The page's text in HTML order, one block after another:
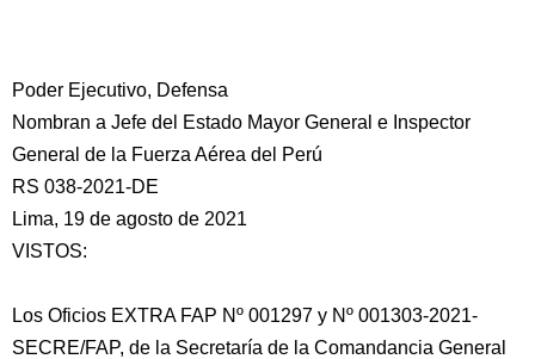
Poder Ejecutivo, Defensa
Nombran a Jefe del Estado Mayor General e Inspector
General de la Fuerza Aérea del Perú
RS 038-2021-DE
Lima, 19 de agosto de 2021
VISTOS:
Los Oficios EXTRA FAP Nº 001297 y Nº 001303-2021-
SECRE/FAP, de la Secretaría de la Comandancia General